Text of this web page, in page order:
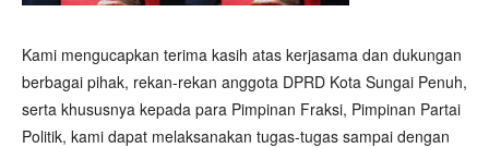
Kami mengucapkan terima kasih atas kerjasama dan dukungan
berbagai pihak, rekan-rekan anggota DPRD Kota Sungai Penuh,
serta khususnya kepada para Pimpinan Fraksi, Pimpinan Partai
Politik, kami dapat melaksanakan tugas-tugas sampai dengan